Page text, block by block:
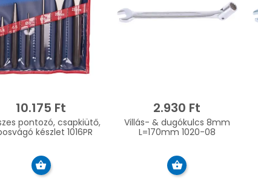
10.175 Ft
pontozó, csapkiütő,
készlet 1016PR
2.930 Ft
Villás- & dugókulcs 8mm
L=170mm 1020-08